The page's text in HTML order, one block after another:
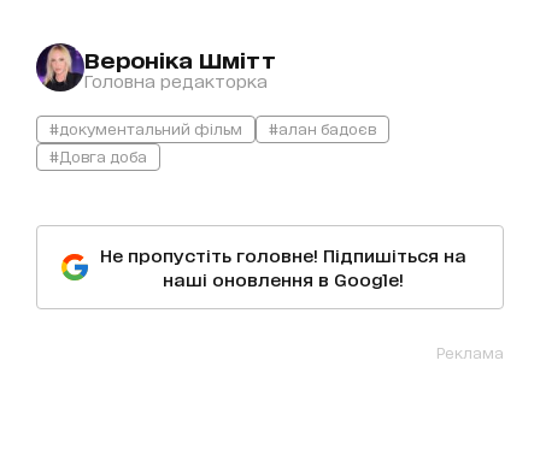
Вероніка Шмітт
Головна редакторка
#документальний фільм
#алан бадоєв
#Довга доба
Не пропустіть головне! Підпишіться на
наші оновлення в Google!
Реклама